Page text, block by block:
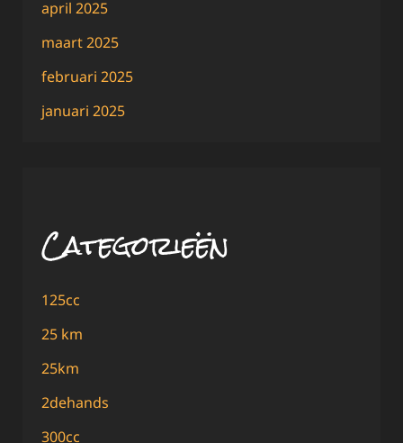
april 2025
maart 2025
februari 2025
januari 2025
Categorieën
125cc
25 km
25km
2dehands
300cc